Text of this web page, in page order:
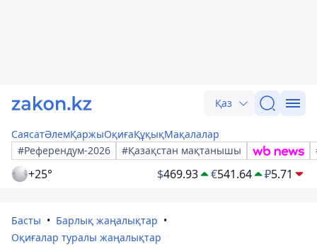
Қаз
СаясатӘлемҚаржыОқиғаҚұқықМақалалар
#Референдум-2026
#Қазақстан мақтанышы
+25° $469.93 €541.64 ₽5.71
Басты
Барлық жаңалықтар
Оқиғалар туралы жаңалықтар